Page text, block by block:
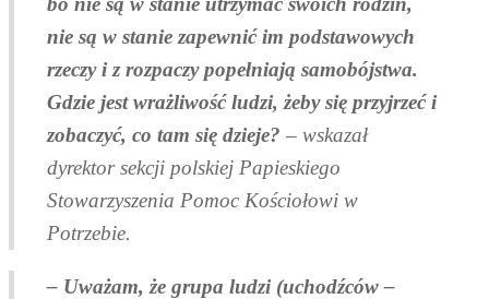
nie są w stanie zapewnić im podstawowych
rzeczy i z rozpaczy popełniają samobójstwa.
Gdzie jest wrażliwość ludzi, żeby się przyjrzeć i
zobaczyć, co tam się dzieje? – wskazał
dyrektor sekcji polskiej Papieskiego
Stowarzyszenia Pomoc Kościołowi w
Potrzebie.
– Uważam, że grupa ludzi (uchodźców –